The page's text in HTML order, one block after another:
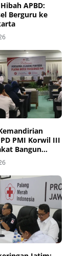
APBD:
Berguru ke
PMI Korwil III
Bangun
Fraksionasi